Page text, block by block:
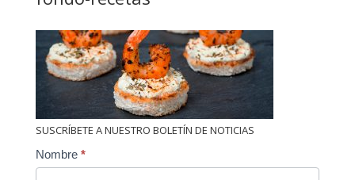
SUSCRÍBETE A NUESTRO BOLETÍN DE NOTICIAS
Contact
Nombre *